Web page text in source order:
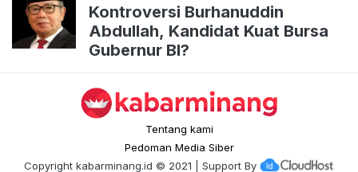
Kontroversi Burhanuddin
Abdullah, Kandidat Kuat Bursa
Gubernur BI?
Tentang kami
Pedoman Media Siber
Copyright kabarminang.id © 2021 | Support By